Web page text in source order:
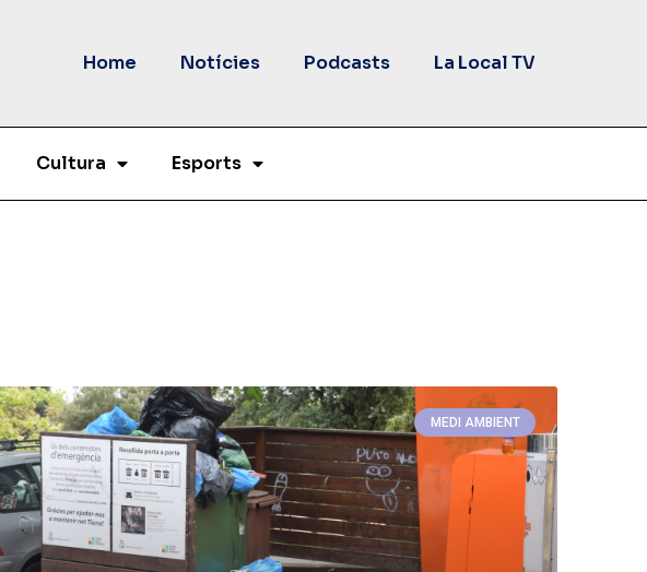
Home Notícies Podcasts La Local TV
Cultura Esports
MEDI AMBIENT